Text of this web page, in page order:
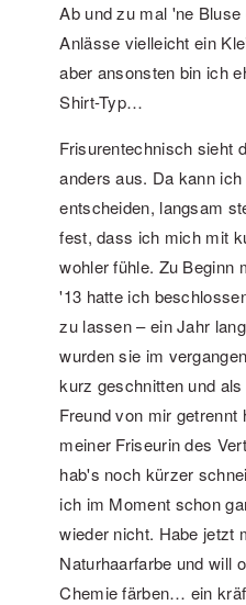
Ab und zu mal 'ne
Anlässe vielleicht ein
aber ansonsten bin ich
Shirt-Typ…
Frisurentechnisch sieht
anders aus. Da kann
entscheiden, langsam
fest, dass ich mich mit
wohler fühle. Zu Beginn
'13 hatte ich
zu lassen – ein Jahr
wurden sie im
kurz geschnitten und
Freund von mir
meiner Friseurin des
hab's noch kürzer
ich im Moment schon
wieder nicht. Habe jetzt
Naturhaarfarbe und will
Chemie färben… ein